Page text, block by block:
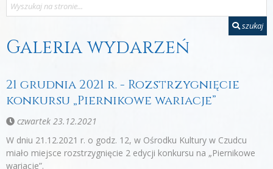
szukaj
Galeria wydarzeń
21 grudnia 2021 r. - Rozstrzygnięcie
konkursu „Piernikowe wariacje”
czwartek 23.12.2021
W dniu 21.12.2021 r. o godz. 12, w Ośrodku Kultury w Czudcu
miało miejsce rozstrzygnięcie 2 edycji konkursu na „Piernikowe
wariacje”.